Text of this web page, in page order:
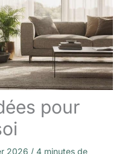
pour
2026 / 4 minutes de